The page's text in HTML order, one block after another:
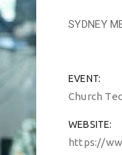
SYDNEY
EVENT
Church
WEBSITE
https://